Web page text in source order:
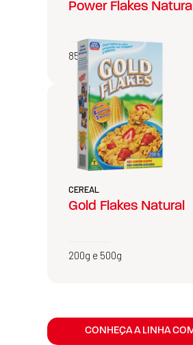
Power Flakes
850g
CEREAL
Gold Flakes Natural
200g e 500g
CONHEÇA A LINHA